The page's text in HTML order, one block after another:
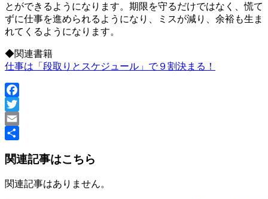
とができるようになります。期限を守るだけではなく、慌て
ずに仕事を進められるようになり、ミスが減り、余裕も生ま
れてくるようになります。
◆関連書籍
仕事は「段取りとスケジュール」で９割決まる！
Facebook
Twitter
Email
有
関連記事はこちら
関連記事はありません。